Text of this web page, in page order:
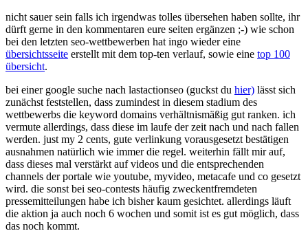
nicht sauer sein falls ich irgendwas tolles übersehen haben sollte, ihr
dürft gerne in den kommentaren eure seiten ergänzen ;-) wie schon
bei den letzten seo-wettbewerben hat ingo wieder eine
übersichtsseite erstellt mit dem top-ten verlauf, sowie eine top 100
übersicht.
bei einer google suche nach lastactionseo (guckst du hier) lässt sich
zunächst feststellen, dass zumindest in diesem stadium des
wettbewerbs die keyword domains verhältnismäßig gut ranken. ich
vermute allerdings, dass diese im laufe der zeit nach und nach fallen
werden. just my 2 cents, gute verlinkung vorausgesetzt bestätigen
ausnahmen natürlich wie immer die regel. weiterhin fällt mir auf,
dass dieses mal verstärkt auf videos und die entsprechenden
channels der portale wie youtube, myvideo, metacafe und co gesetzt
wird. die sonst bei seo-contests häufig zweckentfremdeten
pressemitteilungen habe ich bisher kaum gesichtet. allerdings läuft
die aktion ja auch noch 6 wochen und somit ist es gut möglich, dass
das noch kommt.